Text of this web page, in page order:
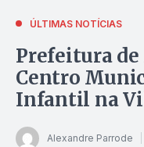
ÚLTIMAS NOTÍCIAS
Prefeitura
Centro
Infantil na
Alexandre Parrode